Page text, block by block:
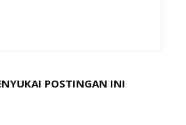
POSTINGAN INI